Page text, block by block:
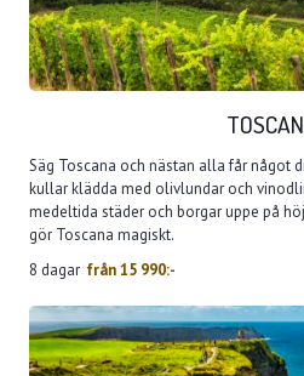
Säg Toscana och nästan alla får något
kullar klädda med olivlundar och
medeltida städer och borgar uppe på
gör Toscana magiskt.
8 dagar från15 990:-